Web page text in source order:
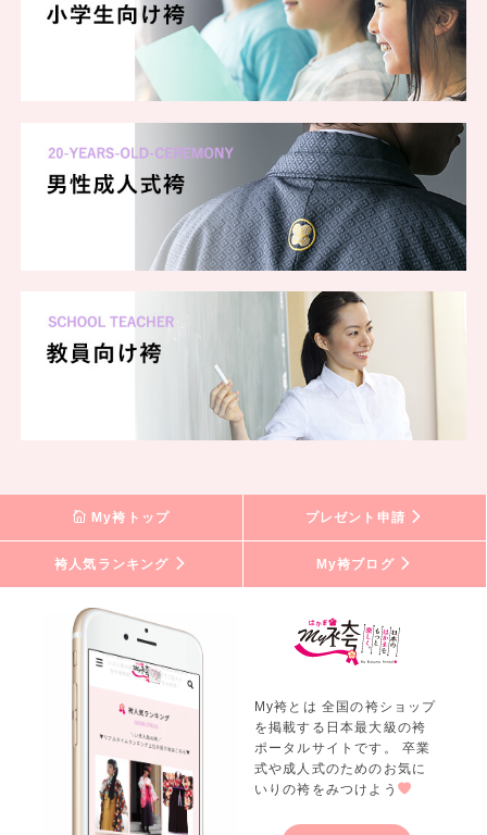
My袴トップ プレゼント申請
袴人気ランキング My袴ブログ
My袴とは 全国の袴ショップ
を掲載する日本最大級の袴
ポータルサイトです。 卒業
式や成人式のためのお気に
いりの袴をみつけよう